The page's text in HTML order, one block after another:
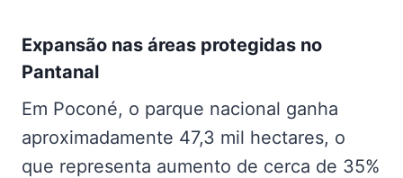
Expansão nas áreas protegidas no
Pantanal
Em Poconé, o parque nacional ganha
aproximadamente 47,3 mil hectares, o
que representa aumento de cerca de 35%